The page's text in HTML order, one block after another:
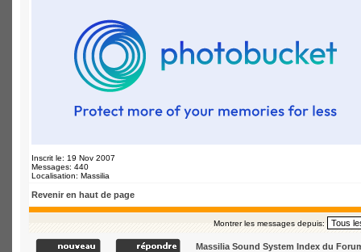
Inscrit le: 19 Nov 2007
Messages: 440
Localisation: Massilia
Revenir en haut de page
Montrer les messages depuis:
Massilia Sound System Index du